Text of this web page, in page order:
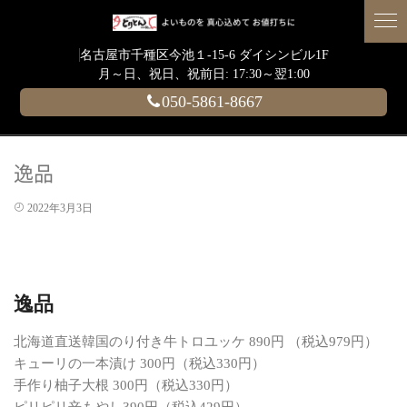
名古屋市千種区今池１-15-6 ダイシンビル1F
月～日、祝日、祝前日: 17:30～翌1:00
050-5861-8667
逸品
2022年3月3日
逸品
北海道直送韓国のり付き牛トロユッケ 890円 （税込979円）
キューリの一本漬け 300円（税込330円）
手作り柚子大根 300円（税込330円）